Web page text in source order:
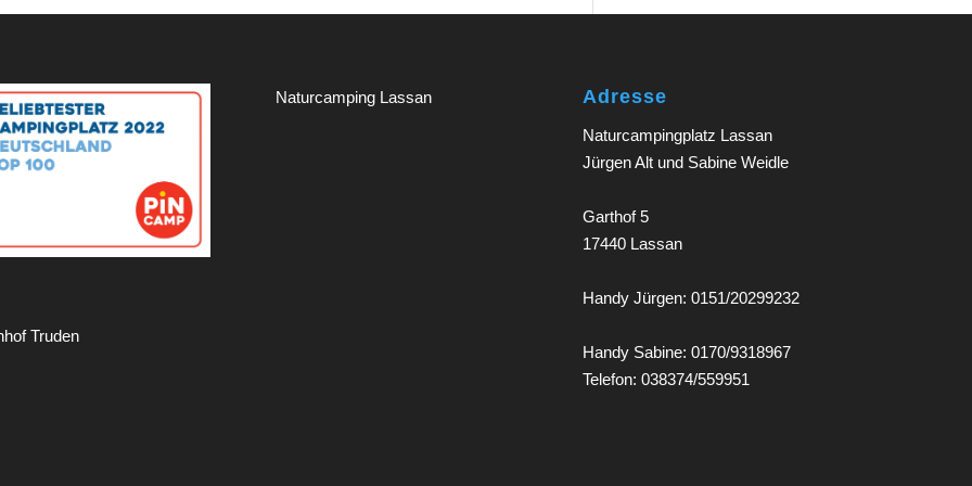
Truden
Naturcamping Lassan Adresse
Naturcampingplatz Lassan
Jürgen Alt und Sabine Weidle
Garthof 5
17440 Lassan
Handy Jürgen: 0151/20299232
Handy Sabine: 0170/9318967
Telefon: 038374/559951